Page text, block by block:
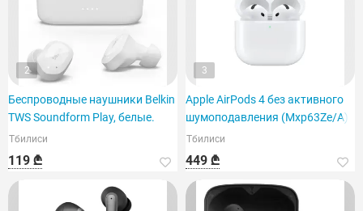
2
Беспроводные наушники Belkin
TWS Soundform Play, белые.
Тбилиси
119 ₾
3
Apple AirPods 4 без активного
шумоподавления (Mxp63Ze/A)
Тбилиси
449 ₾